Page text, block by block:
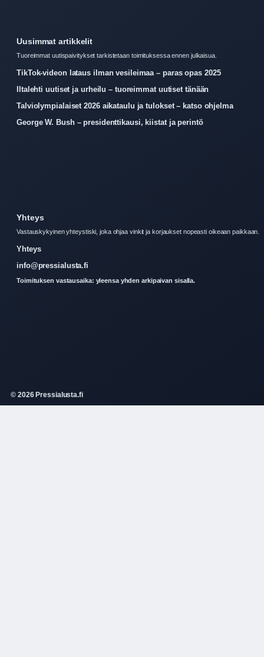
Uusimmat artikkelit
Tuoreimmat uutispaivitykset tarkistetaan toimituksessa ennen julkaisua.
TikTok-videon lataus ilman vesileimaa – paras opas 2025
Iltalehti uutiset ja urheilu – tuoreimmat uutiset tänään
Talviolympialaiset 2026 aikataulu ja tulokset – katso ohjelma
George W. Bush – presidenttikausi, kiistat ja perintö
Yhteys
Vastauskykyinen yhteystiski, joka ohjaa vinkit ja korjaukset nopeasti oikeaan paikkaan.
Yhteys
info@pressialusta.fi
Toimituksen vastausaika: yleensa yhden arkipaivan sisalla.
© 2026 Pressialusta.fi